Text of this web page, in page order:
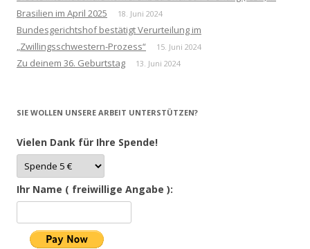
Brasilien im April 2025
18. Juni 2024
Bundesgerichtshof bestätigt Verurteilung im
„Zwillingsschwestern-Prozess“
15. Juni 2024
Zu deinem 36. Geburtstag 13. Juni 2024
SIE WOLLEN UNSERE ARBEIT UNTERSTÜTZEN?
Vielen Dank für Ihre Spende!
Ihr Name ( freiwillige Angabe ):